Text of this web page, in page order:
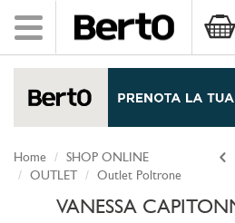
Toggle
navigation
Home
SHOP ONLINE
OUTLET
Outlet Poltrone
VANESSA